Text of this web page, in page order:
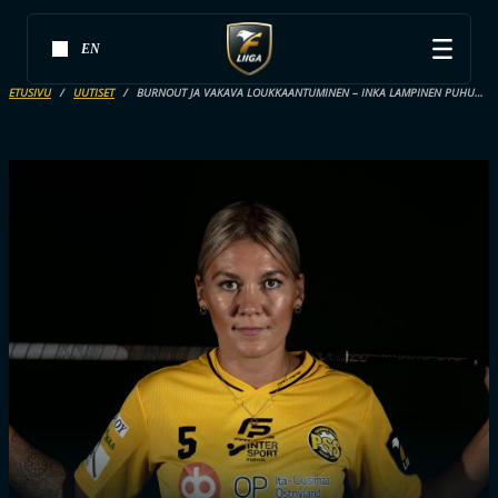
EN
ETUSIVU UUTISET BURNOUT JA VAKAVA LOUKKAANTUMINEN – INKA LAMPINEN PUHUU AVOIMESTI MM-MATKANSA POIKKEUKSELLISISTA KOLHUISTA